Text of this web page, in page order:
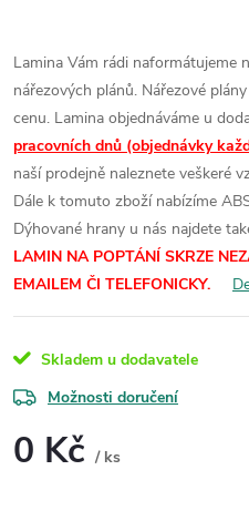
Lamina Vám rádi naformátujeme
nářezových plánů. Nářezové
cenu. Lamina objednáváme u
pracovních dnů (objednávky
naší prodejně naleznete veškeré
Dále k tomuto zboží nabízíme
Dýhované hrany u nás najdete
LAMIN NA POPTÁNÍ SKRZE
EMAILEM ČI TELEFONICKY.
Skladem u dodavatele
Možnosti doručení
0 Kč / ks